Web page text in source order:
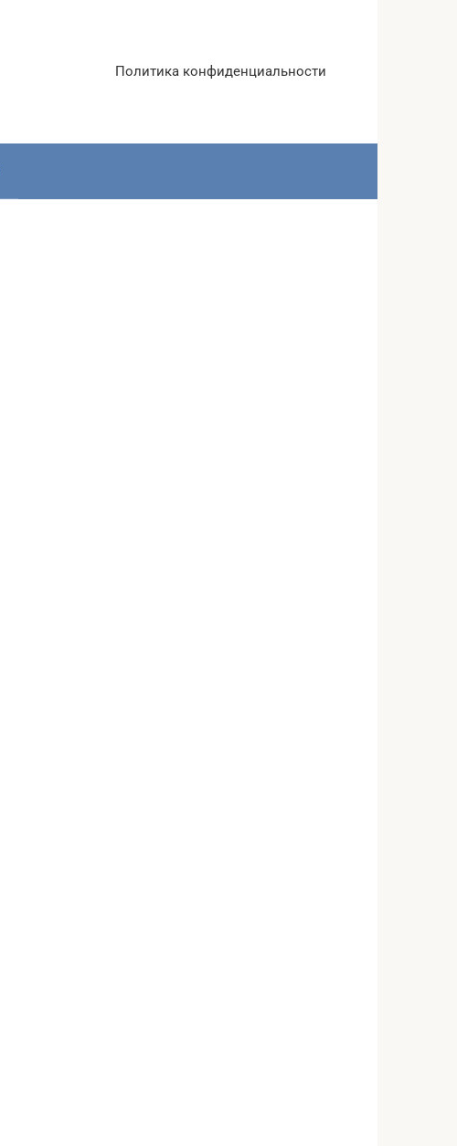
Политика конфиденциальности